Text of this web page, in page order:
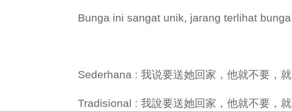
Bunga ini sangat unik, jarang terlihat
Sederhana : 我说要送她回家，他就不要，
Tradisional : 我說要送她回家，他就不要，